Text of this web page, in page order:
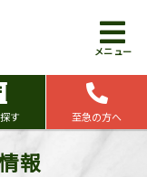
メニュー
す 至急の方へ
報